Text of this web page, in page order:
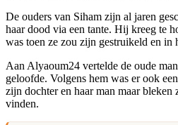
De ouders van Siham zijn al jaren
haar dood via een tante. Hij kreeg te
was toen ze zou zijn gestruikeld en in
Aan Alyaoum24 vertelde de oude
geloofde. Volgens hem was er ook
zijn dochter en haar man maar bleken
vinden.